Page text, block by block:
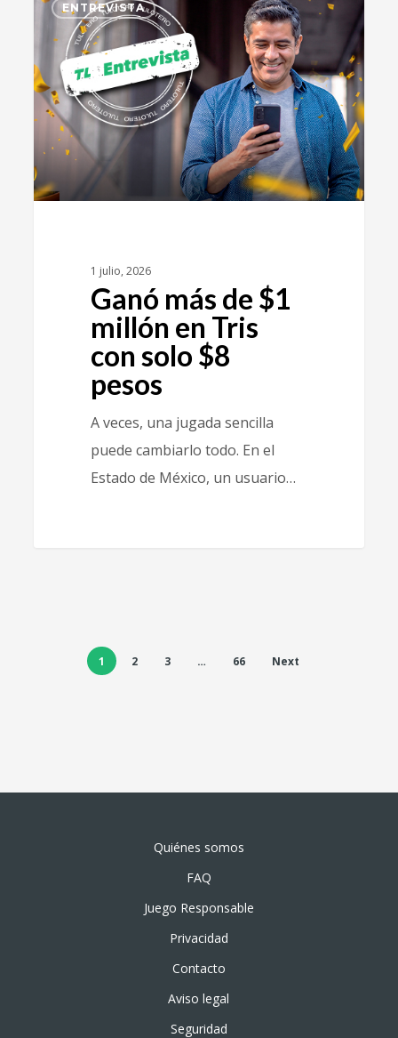
ENTREVISTA
1 julio, 2026
Ganó más de $1
millón en Tris
con solo $8
pesos
A veces, una jugada sencilla
puede cambiarlo todo. En el
Estado de México, un usuario…
1 2 3 … 66 Next
Quiénes somos
FAQ
Juego Responsable
Privacidad
Contacto
Aviso legal
Seguridad